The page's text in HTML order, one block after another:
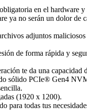
en el hardware
ya no serán un dolor
adjuntos
de forma rápida y
te da una capacidad
sólido PCIe® Gen4
(1920 x 1200).
todas tus